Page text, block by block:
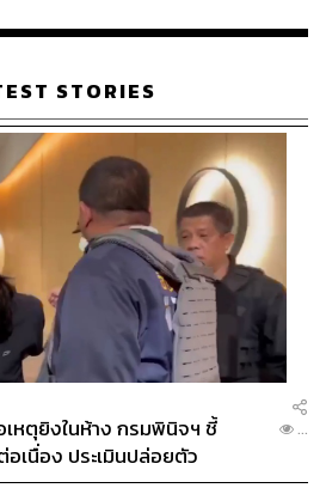
ๆ ปรับและพัฒนาต่อมาจนสำเร็จ พอ
การบริหารจัดการ
ข้ามผ่านอุปสรรคต่างๆ จนกลาย
ารเบอร์หนึ่งของประเทศได้มาจาก
มาย คอยวัดผลงานอยู่ตลอดเวลา
ทำหนึ่งสิ่งที่มีเป้าหมาย เพราะเชื่อ
ที่โลกจะตามทัน เปิดหูเปิดตาให้
อทำ ถ้าช้า เราจะกลายเป็นผู้ตาม
ข้อคิดดีๆ ที่เกิดขึ้นบนเวที
THE
2017: BEHIND the PRidE-
บใช้ในการทำธุรกิจยุคนี้ได้อย่าง
ดดีๆ คือต้องเริ่มลงมือทำ เพื่อ
อนไปด้วยพลังของตัวคุณเอง
STORIES
เหตุยิงในห้าง กรมพินิจฯ ชี้
เนื่อง ประเมินปล่อยตัว
...